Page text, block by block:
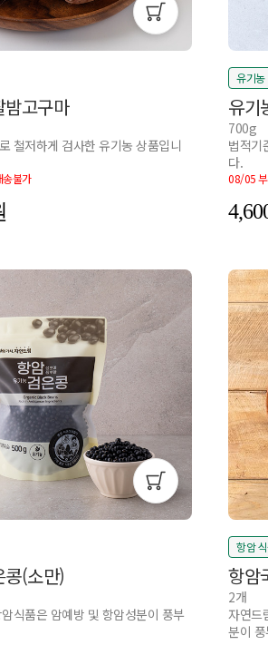
고구마
철저하게 검사한 유기농 상품입니
불가
유기농
유기
700g
법적기
다.
08/05
(소만)
식품은 암예방 및 항암성분이 풍부
항암
항암
2개
자연드
분이